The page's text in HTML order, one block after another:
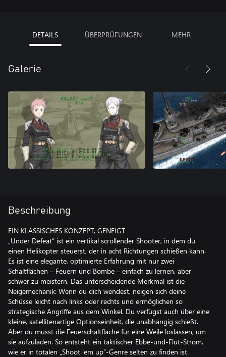
DETAILS ÜBERPRÜFUNGEN MEHR
Galerie
Beschreibung
EIN KLASSISCHES KONZEPT, GENEIGT
„Under Defeat“ ist ein vertikal scrollender Shooter, in dem du
einen Helikopter steuerst, der in acht Richtungen schießen kann.
Es ist eine elegante, optimierte Erfahrung mit nur zwei
Schaltflächen – Feuern und Bombe – einfach zu lernen, aber
schwer zu meistern. Das unterscheidende Merkmal ist die
Neigemechanik: Wenn du dich wendest, neigen sich deine
Schüsse leicht nach links oder rechts und ermöglichen so
strategische Angriffe aus dem Winkel. Du verfügst auch über eine
kleine, satellitenartige Optionseinheit, die unabhängig schießt.
Aber du musst die Feuerschaltfläche für eine Weile loslassen, um
sie aufzuladen. So entsteht ein taktischer Ebbe-und-Flut-Strom,
wie er in totalen „Shoot 'em up“-Genre selten zu finden ist.